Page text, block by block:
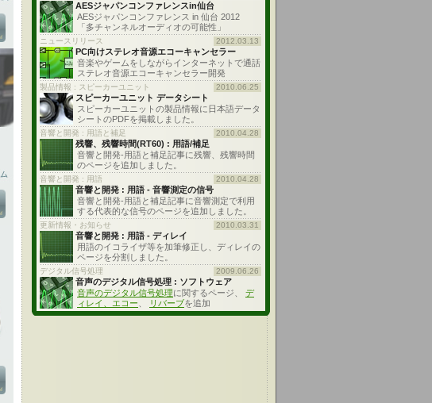
AESジャパンコンファレンスin仙台
AESジャパンコンファレンス in 仙台 2012
「多チャンネルオーディオの可能性」
ニュースリリース 2012.03.13
PC向けステレオ音源エコーキャンセラー
音楽やゲームをしながらインターネットで通話
ステレオ音源エコーキャンセラー開発
製品情報 : スピーカーユニット 2010.06.25
スピーカーユニット データシート
スピーカーユニットの製品情報に日本語データ
シートのPDFを掲載しました。
音響と開発 : 用語と補足 2010.04.28
残響、残響時間(RT60) : 用語/補足
音響と開発-用語と補足記事に残響、残響時間
のページを追加しました。
音響と開発 : 用語 2010.04.28
音響と開発 : 用語 - 音響測定の信号
音響と開発-用語と補足記事に音響測定で利用
する代表的な信号のページを追加しました。
更新情報・お知らせ 2010.03.31
音響と開発 : 用語 - ディレイ
用語のイコライザ等を加筆修正し、ディレイの
ページを分割しました。
デジタル信号処理 2009.06.26
音声のデジタル信号処理 : ソフトウェア
音声のデジタル信号処理に関するページ、 デ
ィレイ、エコー
リバーブを追加